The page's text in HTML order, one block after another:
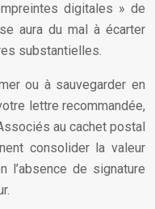
digitales » de
aura du mal à écarter
substantielles.
ou à sauvegarder en
lettre recommandée,
au cachet postal
consolider la valeur
l’absence de signature